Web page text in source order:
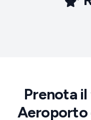
Prenota
Aeroporto